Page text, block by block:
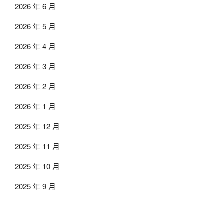
2026 年 6 月
2026 年 5 月
2026 年 4 月
2026 年 3 月
2026 年 2 月
2026 年 1 月
2025 年 12 月
2025 年 11 月
2025 年 10 月
2025 年 9 月